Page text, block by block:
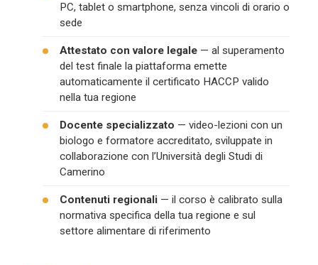
PC, tablet o smartphone, senza vincoli di orario o
sede
Attestato con valore legale — al superamento
del test finale la piattaforma emette
automaticamente il certificato HACCP valido
nella tua regione
Docente specializzato — video-lezioni con un
biologo e formatore accreditato, sviluppate in
collaborazione con l’Università degli Studi di
Camerino
Contenuti regionali — il corso è calibrato sulla
normativa specifica della tua regione e sul
settore alimentare di riferimento